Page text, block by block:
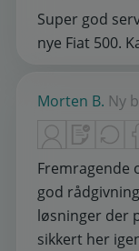
Super god
nye Fiat 500.
Morten B. Ny
Fremragende
god
løsninger der
sikkert her